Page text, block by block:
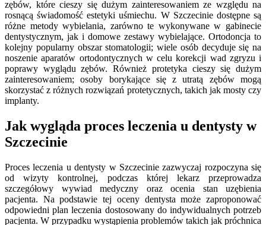
zębów, które cieszy się dużym zainteresowaniem ze względu na
rosnącą świadomość estetyki uśmiechu. W Szczecinie dostępne są
różne metody wybielania, zarówno te wykonywane w gabinecie
dentystycznym, jak i domowe zestawy wybielające. Ortodoncja to
kolejny popularny obszar stomatologii; wiele osób decyduje się na
noszenie aparatów ortodontycznych w celu korekcji wad zgryzu i
poprawy wyglądu zębów. Również protetyka cieszy się dużym
zainteresowaniem; osoby borykające się z utratą zębów mogą
skorzystać z różnych rozwiązań protetycznych, takich jak mosty czy
implanty.
Jak wygląda proces leczenia u dentysty w
Szczecinie
Proces leczenia u dentysty w Szczecinie zazwyczaj rozpoczyna się
od wizyty kontrolnej, podczas której lekarz przeprowadza
szczegółowy wywiad medyczny oraz ocenia stan uzębienia
pacjenta. Na podstawie tej oceny dentysta może zaproponować
odpowiedni plan leczenia dostosowany do indywidualnych potrzeb
pacjenta. W przypadku wystąpienia problemów takich jak próchnica